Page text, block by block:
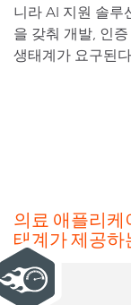
니라 AI 지원 솔루
을 갖춰 개발, 인
생태계가 요구된
의료 애플리케
태계가 제공하